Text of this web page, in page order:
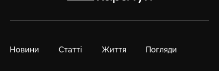
Новини Статті Життя Погляди